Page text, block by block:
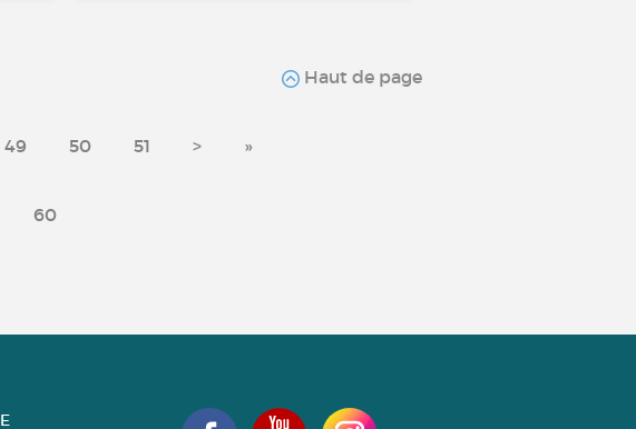
Haut de page
49 50 51 > »
60